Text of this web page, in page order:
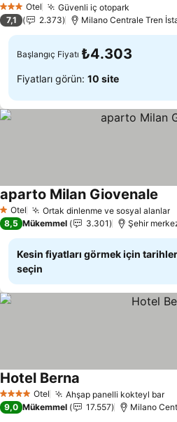
3 YıldızOtel Güvenli iç otopark
7,1 2.373 Milano Centrale Tren
Başlangıç Fiyatı ₺4.303
Fiyatları görün: 10 site
1 Yıldız
Otel Ortak dinlenme ve sosyal alanlar
aparto Milan Giovenale
8,5 Mükemmel 3.301 Şehir
Kesin fiyatları görmek için
seçin
4 Yıldız Otel Ahşap panelli kokteyl bar
Hotel Berna
9,0 Mükemmel 17.557